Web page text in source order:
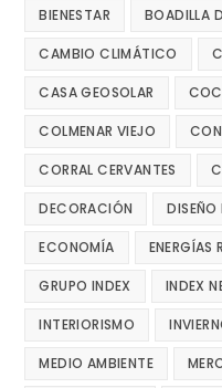
BIENESTAR BOADILLA
CAMBIO CLIMÁTICO
CASA GEOSOLAR
COLMENAR VIEJO
CORRAL CERVANTES
DECORACIÓN DISEÑO
ECONOMÍA ENERGÍAS
GRUPO INDEX INDEX
INTERIORISMO
MEDIO AMBIENTE